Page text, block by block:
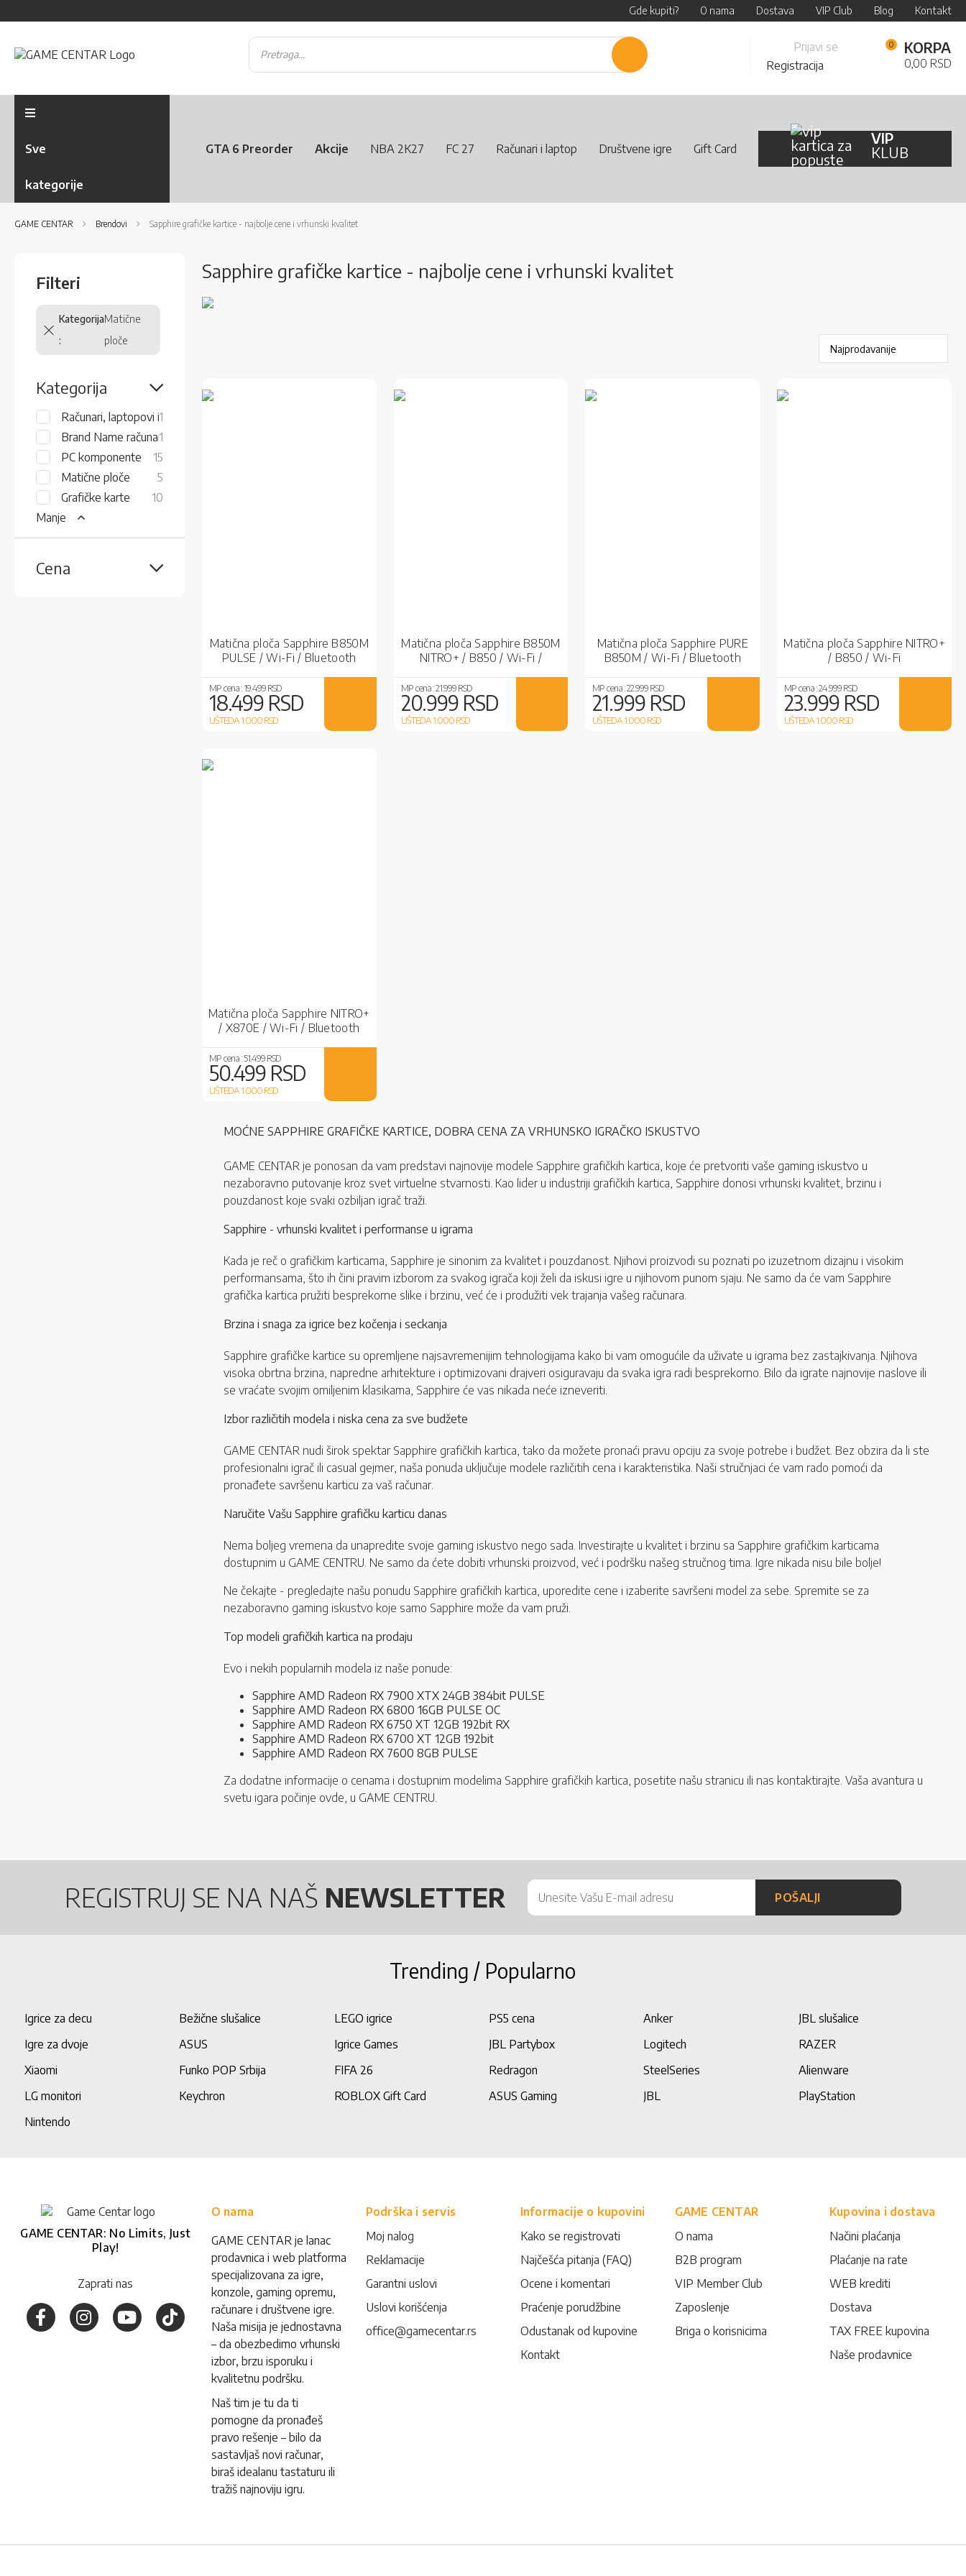
Gde kupiti? O nama Dostava VIP Club Blog Kontakt
Pretraži
Content
Prijavi se
Registracija
KORPA
0,00 RSD
Sve
kategorije
GTA 6 Preorder Akcije NBA 2K27 FC 27 Računari i laptop Društvene igre Gift Card
VIP
KLUB
GAME CENTAR Brendovi Sapphire grafičke kartice - najbolje cene i vrhunski kvalitet
Sapphire grafičke kartice - najbolje cene i vrhunski kvalitet
Matična ploča Sapphire B850M
PULSE / Wi-Fi / Bluetooth
MP cena :19.499 RSD
18.499 RSD
UŠTEDA 1.000RSD
Matična ploča Sapphire B850M
NITRO+ / B850 / Wi-Fi /
MP cena :21.999 RSD
20.999 RSD
UŠTEDA 1.000RSD
Matična ploča Sapphire PURE
B850M / Wi-Fi / Bluetooth
MP cena :22.999 RSD
21.999 RSD
UŠTEDA 1.000RSD
Matična ploča Sapphire NITRO+
/ B850 / Wi-Fi
MP cena :24.999 RSD
23.999 RSD
UŠTEDA 1.000RSD
Matična ploča Sapphire NITRO+
/ X870E / Wi-Fi / Bluetooth
MP cena :51.499 RSD
50.499 RSD
UŠTEDA 1.000RSD
MOĆNE SAPPHIRE GRAFIČKE KARTICE, DOBRA CENA ZA VRHUNSKO IGRAČKO ISKUSTVO
GAME CENTAR je ponosan da vam predstavi najnovije modele Sapphire grafičkih kartica, koje će pretvoriti vaše gaming iskustvo u
nezaboravno putovanje kroz svet virtuelne stvarnosti. Kao lider u industriji grafičkih kartica, Sapphire donosi vrhunski kvalitet, brzinu i
pouzdanost koje svaki ozbiljan igrač traži.
Sapphire - vrhunski kvalitet i performanse u igrama
Kada je reč o grafičkim karticama, Sapphire je sinonim za kvalitet i pouzdanost. Njihovi proizvodi su poznati po izuzetnom dizajnu i visokim
performansama, što ih čini pravim izborom za svakog igrača koji želi da iskusi igre u njihovom punom sjaju. Ne samo da će vam Sapphire
grafička kartica pružiti besprekorne slike i brzinu, već će i produžiti vek trajanja vašeg računara.
Brzina i snaga za igrice bez kočenja i seckanja
Sapphire grafičke kartice su opremljene najsavremenijim tehnologijama kako bi vam omogućile da uživate u igrama bez zastajkivanja. Njihova
visoka obrtna brzina, napredne arhitekture i optimizovani drajveri osiguravaju da svaka igra radi besprekorno. Bilo da igrate najnovije naslove ili
se vraćate svojim omiljenim klasikama, Sapphire će vas nikada neće izneveriti.
Izbor različitih modela i niska cena za sve budžete
GAME CENTAR nudi širok spektar Sapphire grafičkih kartica, tako da možete pronaći pravu opciju za svoje potrebe i budžet. Bez obzira da li ste
profesionalni igrač ili casual gejmer, naša ponuda uključuje modele različitih cena i karakteristika. Naši stručnjaci će vam rado pomoći da
pronađete savršenu karticu za vaš računar.
Naručite Vašu Sapphire grafičku karticu danas
Nema boljeg vremena da unapredite svoje gaming iskustvo nego sada. Investirajte u kvalitet i brzinu sa Sapphire grafičkim karticama
dostupnim u GAME CENTRU. Ne samo da ćete dobiti vrhunski proizvod, već i podršku našeg stručnog tima. Igre nikada nisu bile bolje!
Ne čekajte - pregledajte našu ponudu Sapphire grafičkih kartica, uporedite cene i izaberite savršeni model za sebe. Spremite se za
nezaboravno gaming iskustvo koje samo Sapphire može da vam pruži.
Top modeli grafičkih kartica na prodaju
Evo i nekih popularnih modela iz naše ponude:
Sapphire AMD Radeon RX 7900 XTX 24GB 384bit PULSE
Sapphire AMD Radeon RX 6800 16GB PULSE OC
Sapphire AMD Radeon RX 6750 XT 12GB 192bit RX
Sapphire AMD Radeon RX 6700 XT 12GB 192bit
Sapphire AMD Radeon RX 7600 8GB PULSE
Za dodatne informacije o cenama i dostupnim modelima Sapphire grafičkih kartica, posetite našu stranicu ili nas kontaktirajte. Vaša avantura u
svetu igara počinje ovde, u GAME CENTRU.
Filteri
KategorijaMatične
ploče
Kategorija
Računari, laptopovi i monitori
1item
Brand Name računari
1item
PC komponente
15items
Matične ploče
5items
Grafičke karte
10items
Manje
Cena
REGISTRUJ SE NA NAŠ NEWSLETTER POŠALJI
Trending / Popularno
Igrice za decu Bežične slušalice LEGO igrice PS5 cena Anker
JBL slušalice
Igre za dvoje
ASUS Igrice Games JBL Partybox Logitech
RAZER
Xiaomi
Funko POP Srbija FIFA 26 Redragon SteelSeries
Alienware
LG monitori
Keychron ROBLOX Gift Card ASUS Gaming JBL
PlayStation
Nintendo
GAME CENTAR: No Limits, Just
Play!
Zaprati nas
O nama
GAME CENTAR je lanac
prodavnica i web platforma
specijalizovana za igre,
konzole, gaming opremu,
računare i društvene igre.
Naša misija je jednostavna
– da obezbedimo vrhunski
izbor, brzu isporuku i
kvalitetnu podršku.
Naš tim je tu da ti
pomogne da pronađeš
pravo rešenje – bilo da
sastavljaš novi računar,
biraš idealanu tastaturu ili
tražiš najnoviju igru.
Podrška i servis
Moj nalog
Reklamacije
Garantni uslovi
Uslovi korišćenja
office@gamecentar.rs
Informacije o kupovini
Kako se registrovati
Najčešća pitanja (FAQ)
Ocene i komentari
Praćenje porudžbine
Odustanak od kupovine
Kontakt
GAME CENTAR
O nama
B2B program
VIP Member Club
Zaposlenje
Briga o korisnicima
Kupovina i dostava
Načini plaćanja
Plaćanje na rate
WEB krediti
Dostava
TAX FREE kupovina
Naše prodavnice